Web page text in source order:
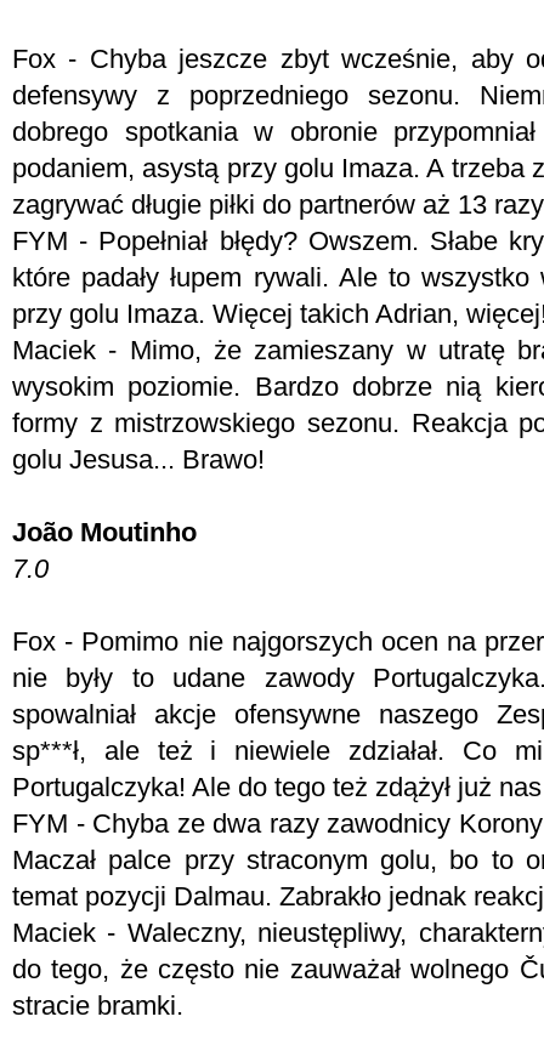
Fox - Chyba jeszcze zbyt wcześnie, aby
defensywy z poprzedniego sezonu.
dobrego spotkania w obronie
podaniem, asystą przy golu Imaza. A trzeba
zagrywać długie piłki do partnerów aż 13
FYM - Popełniał błędy? Owszem. Słabe
które padały łupem rywali. Ale to
przy golu Imaza. Więcej takich Adrian,
Maciek - Mimo, że zamieszany w utratę
wysokim poziomie. Bardzo dobrze nią
formy z mistrzowskiego sezonu. Reakcja
golu Jesusa... Brawo!
João Moutinho
7.0
Fox - Pomimo nie najgorszych ocen na
nie były to udane zawody
spowalniał akcje ofensywne naszego
sp***ł, ale też i niewiele zdziałał. Co
Portugalczyka! Ale do tego też zdążył już
FYM - Chyba ze dwa razy zawodnicy
Maczał palce przy straconym golu, bo to
temat pozycji Dalmau. Zabrakło jednak
Maciek - Waleczny, nieustępliwy,
do tego, że często nie zauważał wolnego
stracie bramki.